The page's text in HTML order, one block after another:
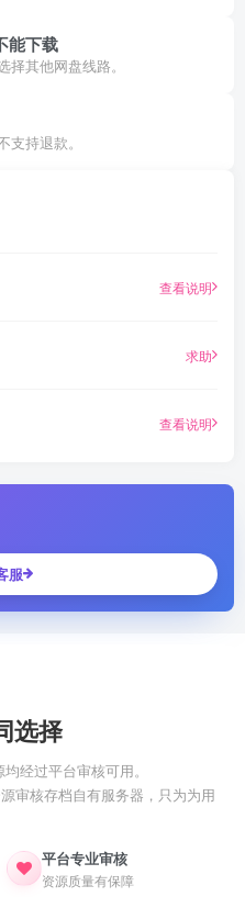
能下载
其他网盘线路。
持退款。
查看说明
求助
查看说明
服
选择
经过平台审核可用。
审核存档自有服务器，只为为用
平台专业审核
资源质量有保障